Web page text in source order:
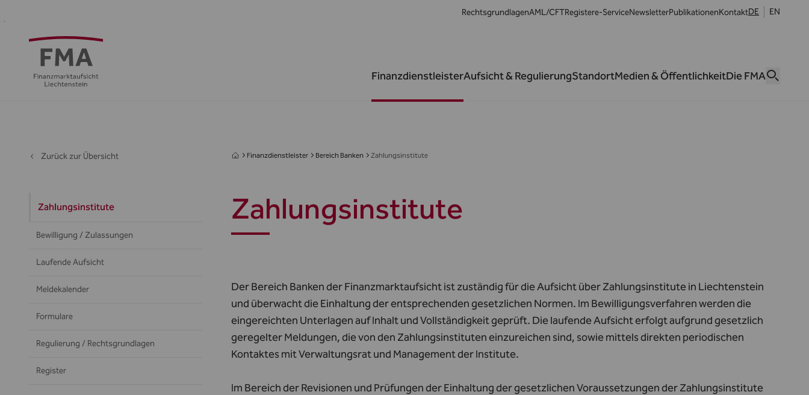
Regulierung
Öffentlichkeit
RechtsgrundlagenAML/CFTRegistere-ServiceNewsletterPublikationenKontaktDE EN
FinanzdienstleisterAufsicht & RegulierungStandortMedien & ÖffentlichkeitDie FMA
Zurück zur Übersicht
Zahlungsinstitute
Bewilligung / Zulassungen
Laufende Aufsicht
Meldekalender
Formulare
Regulierung / Rechtsgrundlagen
Register
Finanzdienstleister Bereich Banken Zahlungsinstitute
Zahlungsinstitute
Der Bereich Banken der Finanzmarktaufsicht ist zuständig für die Aufsicht über Zahlungsinstitute in Liechtenstein
und überwacht die Einhaltung der entsprechenden gesetzlichen Normen. Im Bewilligungsverfahren werden die
eingereichten Unterlagen auf Inhalt und Vollständigkeit geprüft. Die laufende Aufsicht erfolgt aufgrund gesetzlich
geregelter Meldungen, die von den Zahlungsinstituten einzureichen sind, sowie mittels direkten periodischen
Kontaktes mit Verwaltungsrat und Management der Institute.
Im Bereich der Revisionen und Prüfungen der Einhaltung der gesetzlichen Voraussetzungen der Zahlungsinstitute